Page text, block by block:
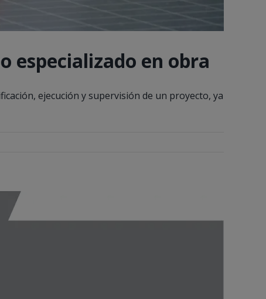
especializado en obra
ejecución y supervisión de un proyecto, ya